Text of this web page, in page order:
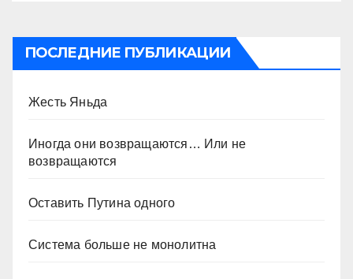
ПОСЛЕДНИЕ ПУБЛИКАЦИИ
Жесть Яньда
Иногда они возвращаются… Или не
возвращаются
Оставить Путина одного
Система больше не монолитна